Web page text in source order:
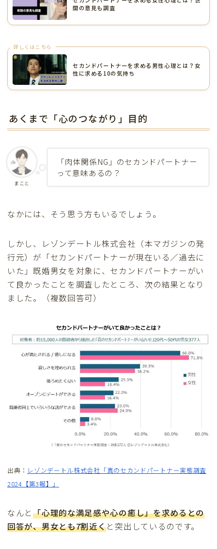
間の意見も調査
詳しくはこちら
セカンドパートナーを求める男性心理とは？女
性に求める10の気持ち
あくまで「心のつながり」目的
まこと
「肉体関係NG」のセカンドパートナー
って意味あるの？
なかには、そう思う方もいるでしょう。
しかし、レゾンデートル株式会社（本マガジンの発
行元）が「セカンドパートナーが現在いる／過去に
いた」既婚男女を対象に、セカンドパートナーがい
て良かったことを調査したところ、次の結果となり
ました。（複数回答可）
出典： レゾンデートル株式会社「真のセカンドパートナー実態調査
2024【第3報】」
なんと「心理的な満足感や心の癒し」を求めるとの
回答が、男女とも7割近くと突出しているのです。